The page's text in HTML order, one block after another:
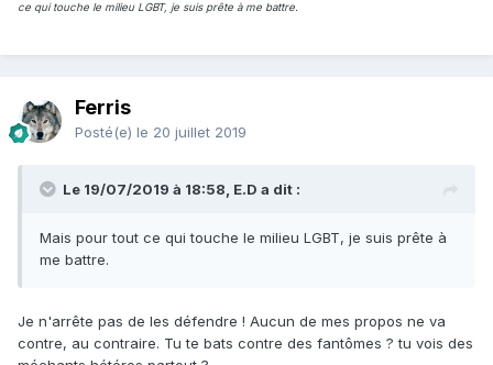
ce qui touche le milieu LGBT, je suis prête à me battre.
Ferris
Posté(e) le 20 juillet 2019
Le 19/07/2019 à 18:58, E.D a dit :
Mais pour tout ce qui touche le milieu LGBT, je suis prête à
me battre.
Je n'arrête pas de les défendre ! Aucun de mes propos ne va
contre, au contraire. Tu te bats contre des fantômes ? tu vois des